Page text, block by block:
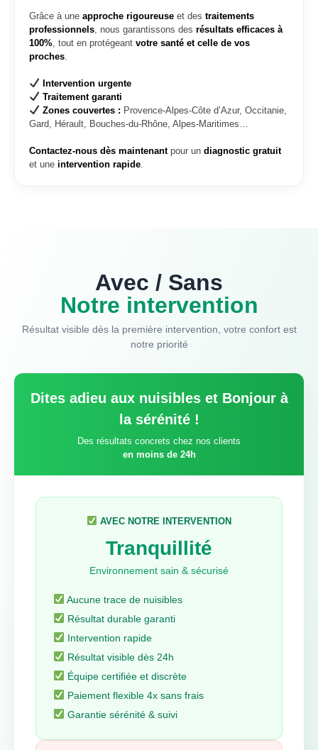
Grâce à une approche rigoureuse et des traitements
professionnels , nous garantissons des résultats efficaces à
100% , tout en protégeant votre santé et celle de vos
proches
Intervention urgente
Traitement garanti
Zones couvertes : Provence-Alpes-Côte d’Azur, Occitanie,
Gard, Hérault, Bouches-du-Rhône, Alpes-Maritimes…
Contactez-nous dès maintenantpour un diagnostic gratuit
et une intervention rapide
Avec / Sans
Notre intervention
Résultat visible dès la première intervention, votre confort est
notre priorité
Dites adieu aux nuisibles et Bonjour à
la sérénité !
Des résultats concrets chez nos clients
en moins de 24h
AVEC NOTRE INTERVENTION
Tranquillité
Environnement sain & sécurisé
Aucune trace de nuisibles
Résultat durable garanti
Intervention rapide
Résultat visible dès 24h
Équipe certifiée et discrète
Paiement flexible 4x sans frais
Garantie sérénité & suivi